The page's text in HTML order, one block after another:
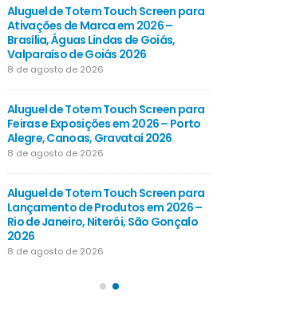
Aluguel de Totem Touch Screen para
Ativações de Marca em 2026 –
Brasília, Águas Lindas de Goiás,
Valparaíso de Goiás 2026
8 de agosto de 2026
Aluguel de Totem Touch Screen para
Feiras e Exposições em 2026 – Porto
Alegre, Canoas, Gravataí 2026
8 de agosto de 2026
Aluguel de Totem Touch Screen para
Lançamento de Produtos em 2026 –
Rio de Janeiro, Niterói, São Gonçalo
2026
8 de agosto de 2026